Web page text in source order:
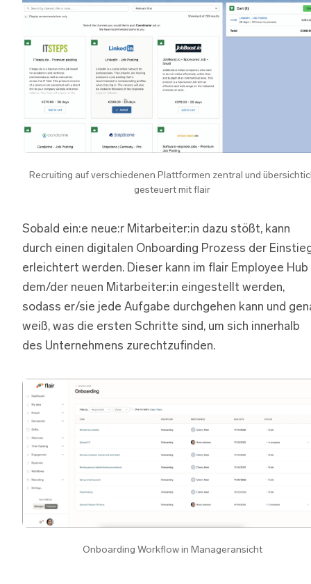
Recruiting auf verschiedenen Plattformen zentral und
gesteuert mit flair
Sobald ein:e neue:r Mitarbeiter:in dazu stößt, kann
durch einen digitalen Onboarding Prozess der
erleichtert werden. Dieser kann im flair Employee Hub
dem/der neuen Mitarbeiter:in eingestellt werden,
sodass er/sie jede Aufgabe durchgehen kann und
weiß, was die ersten Schritte sind, um sich innerhalb
des Unternehmens zurechtzufinden.
Onboarding Workflow in Manageransicht